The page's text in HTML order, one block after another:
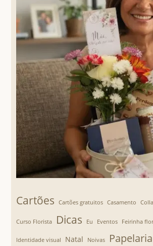
Cartões Cartões gratuitos Casamento
Curso Florista Dicas Eu Eventos Feirinha
Identidade visual Natal Noivas Papelaria